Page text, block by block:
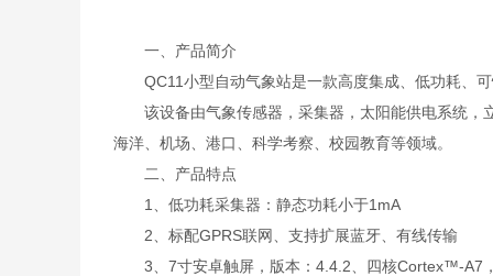
一、产品简介
QC11小型自动气象站是一款高度集成、低功耗、可
该设备由气象传感器，采集器，太阳能供电系统，
海洋、机场、港口、科学考察、校园教育等领域。
二、产品特点
1、低功耗采集器：静态功耗小于1mA
2、标配GPRS联网、支持扩展蓝牙、有线传输
3、7寸安卓触屏，版本：4.4.2、四核Cortex™-A7